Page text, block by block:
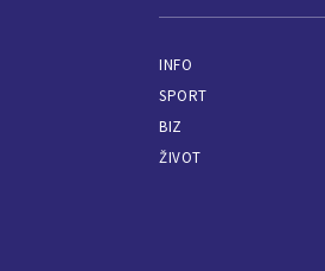
INFO
SPORT
BIZ
ŽIVOT